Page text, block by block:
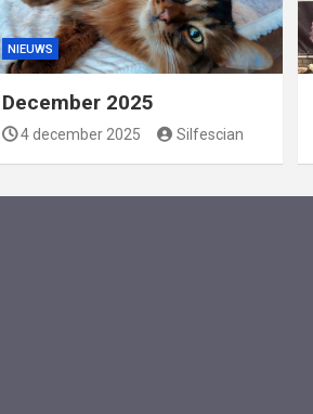
NIEUWS
December 2025
4 december 2025 Silfescian